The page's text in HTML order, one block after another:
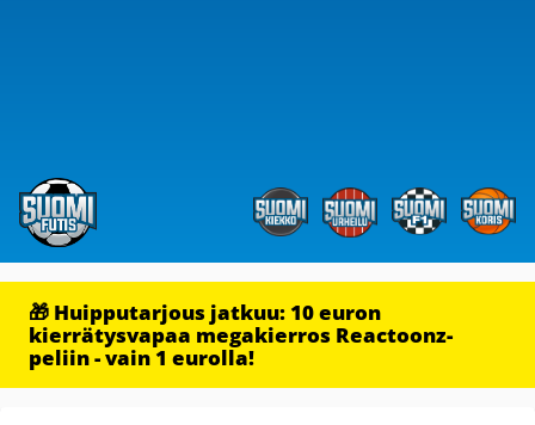
🎁 Huipputarjous jatkuu: 10 euron
kierrätysvapaa megakierros Reactoonz-
peliin - vain 1 eurolla!